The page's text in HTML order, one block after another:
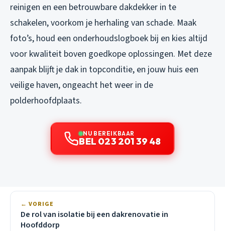
reinigen en een betrouwbare dakdekker in te
schakelen, voorkom je herhaling van schade. Maak
foto’s, houd een onderhoudslogboek bij en kies altijd
voor kwaliteit boven goedkope oplossingen. Met deze
aanpak blijft je dak in topconditie, en jouw huis een
veilige haven, ongeacht het weer in de
polderhoofdplaats.
NU BEREIKBAAR
BEL 023 201 39 48
← VORIGE
De rol van isolatie bij een dakrenovatie in
Hoofddorp